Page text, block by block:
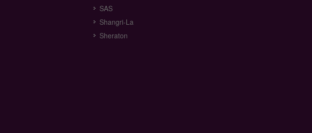
SAS
Shangri-La
Sheraton